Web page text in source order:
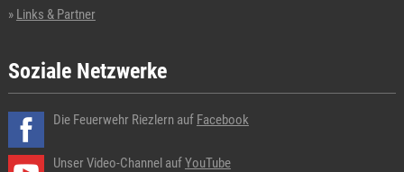
Links & Partner
Soziale Netzwerke
Die Feuerwehr Riezlern auf Facebook
Unser Video-Channel aufYouTube